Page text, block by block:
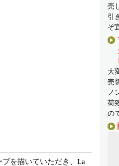
を描いていただき、La
売
引
ぞ
大
売
ノ
荷
の